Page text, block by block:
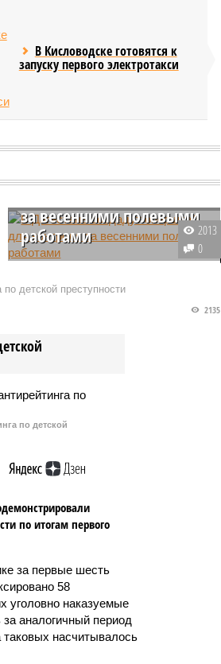
В Кисловодске готовятся к
запуску первого электротакси
В Дагестане создадут
за весенними полевыми
работами
В Дагестане принято решение о
штаба, который будет
весенних полевых работ в
2013
0
детской преступности
2135
по детской
по итогам первого
за первые шесть
58
уголовно наказуемые
аналогичный период
таковых насчитывалось